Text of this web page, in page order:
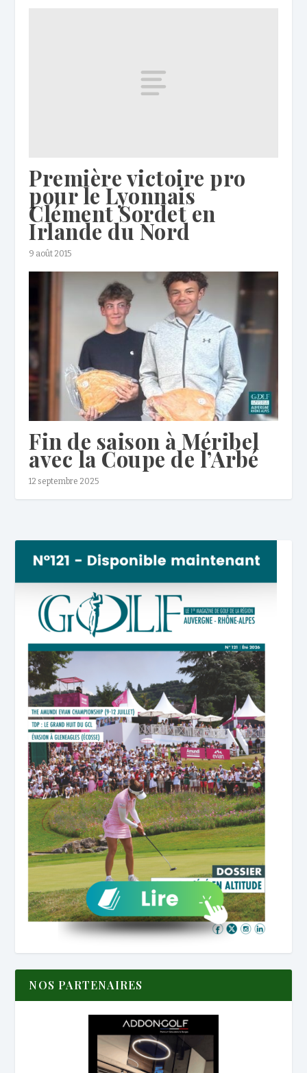
Première victoire pro
pour le Lyonnais
Clément Sordet en
Irlande du Nord
9 août 2015
Fin de saison à Méribel
avec la Coupe de l’Arbé
12 septembre 2025
NOS PARTENAIRES